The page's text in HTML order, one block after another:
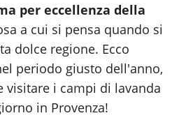
per eccellenza della
a cui si pensa quando si
dolce regione. Ecco
periodo giusto dell'anno,
visitare i campi di lavanda
in Provenza!